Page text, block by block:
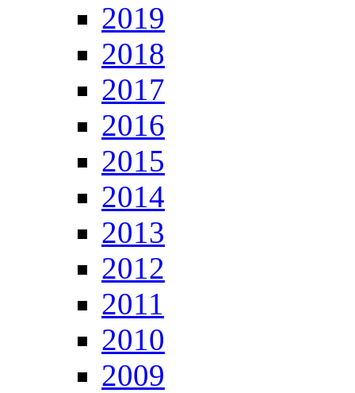
2019
2018
2017
2016
2015
2014
2013
2012
2011
2010
2009